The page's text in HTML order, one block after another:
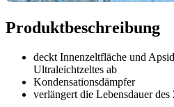
Produktbeschreibung
deckt Innenzeltfläche und
Ultraleichtzeltes ab
Kondensationsdämpfer
verlängert die Lebensdauer des